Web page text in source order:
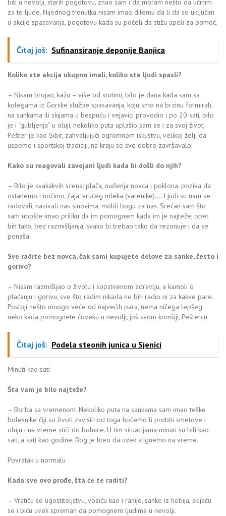
biti u nevolji, starih pogotovu, znao sam i da moram nešto da učinim
za te ljude. Nijednog trenutka nisam imao dilemu da li da se uključim
u akcije spasavanja, pogotovu kada su počeli da stižu apeli za pomoć.
Čitaj još: Sufinansiranje deponije Banjica
Koliko ste akcija ukupno imali, koliko ste ljudi spasli?
– Nisam brojao, kažu – više od stotinu, bilo je dana kada sam sa
kolegama iz Gorske službe spasavanja, koju smo na brzinu formirali,
na sankama ili skijama u bespuću i vejavici provodio i po 20 sati, bilo
je i “gubljenja” u oluji, nekoliko puta uplašio sam se i za svoj život,
Pešter je kao Sibir, zahvaljujući ogromnom iskustvu, velikoj želji da
uspemo i sportskoj tradiciji, na kraju se sve dobro završavalo.
Kako su reagovali zavejani ljudi kada bi došli do njih?
– Bilo je svakakvih scena: plača, nuđenja novca i poklona, poziva da
ostanemo i noćimo, čaja, vrućeg mleka (varenike)…. Ljudi su nam se
radovali, nazivali nas sinovima, molili bogu za nas. Srećan sam što
sam uopšte imao priliku da im pomognem kada im je najteže, opet
bih tako, bez razmišljanja, svako bi trebao tako da rezonuje i da se
ponaša.
Sve radite bez novca, čak sami kupujete delove za sanke, često i
gorivo?
– Nisam razmišljao o životu i sopstvenom zdravlju, a kamoli o
plaćanju i gorivu, sve što radim nikada ne bih radio ni za kakve pare.
Postoji nešto mnogo veće od najvećih para, nema ničega lepšeg
neko kada pomognete čoveku u nevolji, još svom komšiji, Peštercu.
Čitaj još: Podela steonih junica u Sjenici
Minuti kao sati
Šta vam je bilo najteže?
– Borba sa vremenom. Nekoliko puta na sankama sam imao teške
bolesnike čiji su životi zavisili od toga hoćemo li probiti smetove i
oluju i na vreme stići do bolnice. U tim situacijama minuti su bili kao
sati, a sati kao godine. Bog je hteo da uvek stignemo na vreme.
Povratak u normalu
Kada sve ovo prođe, šta će te raditi?
– Vratiću se ugostiteljstvu, voziću kao i ranije, sanke iz hobija, skijaću
se i biću uvek spreman da pomognem ljudima u nevolji.